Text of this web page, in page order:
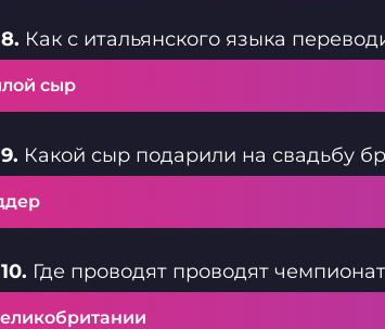
Как с итальянского языка
сыр
Какой сыр подарили на свадьбу
Где проводят проводят